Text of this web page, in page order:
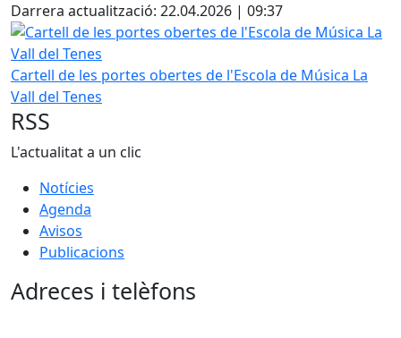
Darrera actualització: 22.04.2026 | 09:37
Cartell de les portes obertes de l'Escola de Música La Vall
Cartell de les portes obertes de l'Escola de Música La
Vall del Tenes
RSS
L'actualitat a un clic
Notícies
Agenda
Avisos
Publicacions
Adreces i telèfons